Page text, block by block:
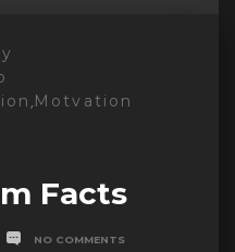
,Motvation
Facts
NO COMMENTS